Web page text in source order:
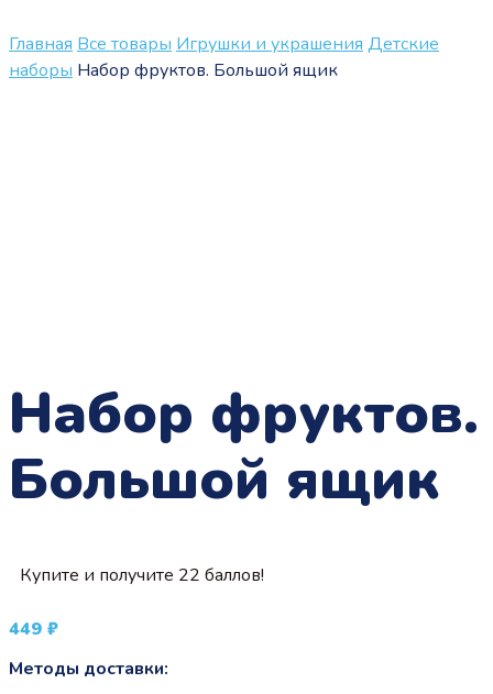
Главная Все товары Игрушки и украшения Детские
наборы Набор фруктов. Большой ящик
Набор фруктов.
Большой ящик
Купите и получите 22 баллов!
449 ₽
Методы доставки: